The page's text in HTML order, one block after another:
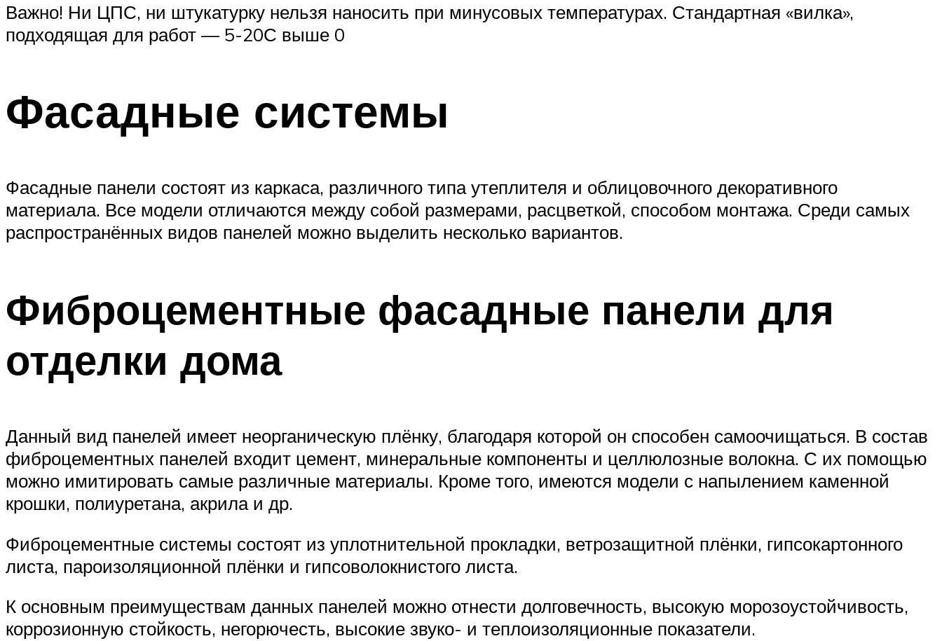
Важно! Ни ЦПС, ни штукатурку нельзя наносить при минусовых температурах. Стандартная «вилка»,
подходящая для работ — 5-20С выше 0
Фасадные системы
Фасадные панели состоят из каркаса, различного типа утеплителя и облицовочного декоративного
материала. Все модели отличаются между собой размерами, расцветкой, способом монтажа. Среди самых
распространённых видов панелей можно выделить несколько вариантов.
Фиброцементные фасадные панели для
отделки дома
Данный вид панелей имеет неорганическую плёнку, благодаря которой он способен самоочищаться. В состав
фиброцементных панелей входит цемент, минеральные компоненты и целлюлозные волокна. С их помощью
можно имитировать самые различные материалы. Кроме того, имеются модели с напылением каменной
крошки, полиуретана, акрила и др.
Фиброцементные системы состоят из уплотнительной прокладки, ветрозащитной плёнки, гипсокартонного
листа, пароизоляционной плёнки и гипсоволокнистого листа.
К основным преимуществам данных панелей можно отнести долговечность, высокую морозоустойчивость,
коррозионную стойкость, негорючесть, высокие звуко- и теплоизоляционные показатели.